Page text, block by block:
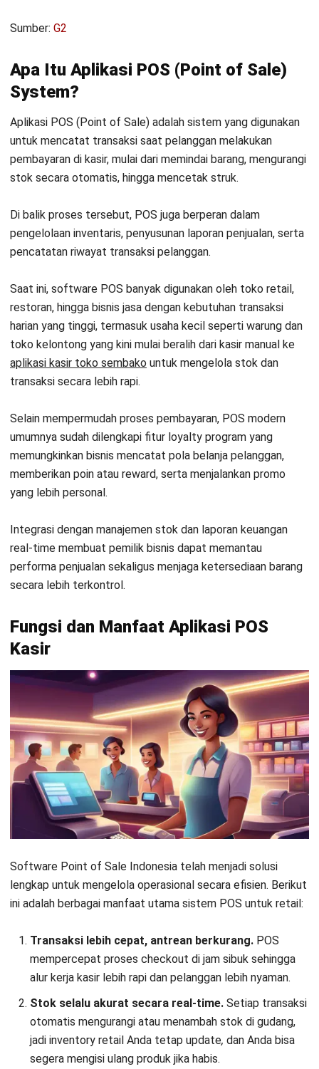
Sumber: G2
Apa Itu Aplikasi POS (Point of Sale)
System?
Aplikasi POS (Point of Sale) adalah sistem yang digunakan
untuk mencatat transaksi saat pelanggan melakukan
pembayaran di kasir, mulai dari memindai barang, mengurangi
stok secara otomatis, hingga mencetak struk.
Di balik proses tersebut, POS juga berperan dalam
pengelolaan inventaris, penyusunan laporan penjualan, serta
pencatatan riwayat transaksi pelanggan.
Saat ini, software POS banyak digunakan oleh toko retail,
restoran, hingga bisnis jasa dengan kebutuhan transaksi
harian yang tinggi, termasuk usaha kecil seperti warung dan
toko kelontong yang kini mulai beralih dari kasir manual ke
aplikasi kasir toko sembako untuk mengelola stok dan
transaksi secara lebih rapi.
Selain mempermudah proses pembayaran, POS modern
umumnya sudah dilengkapi fitur loyalty program yang
memungkinkan bisnis mencatat pola belanja pelanggan,
memberikan poin atau reward, serta menjalankan promo
yang lebih personal.
Integrasi dengan manajemen stok dan laporan keuangan
real-time membuat pemilik bisnis dapat memantau
performa penjualan sekaligus menjaga ketersediaan barang
secara lebih terkontrol.
Fungsi dan Manfaat Aplikasi POS
Kasir
Software Point of Sale Indonesia telah menjadi solusi
lengkap untuk mengelola operasional secara efisien. Berikut
ini adalah berbagai manfaat utama sistem POS untuk retail:
Transaksi lebih cepat, antrean berkurang. POS
mempercepat proses checkout di jam sibuk sehingga
alur kerja kasir lebih rapi dan pelanggan lebih nyaman.
Stok selalu akurat secara real-time. Setiap transaksi
otomatis mengurangi atau menambah stok di gudang,
jadi inventory retail Anda tetap update, dan Anda bisa
segera mengisi ulang produk jika habis.